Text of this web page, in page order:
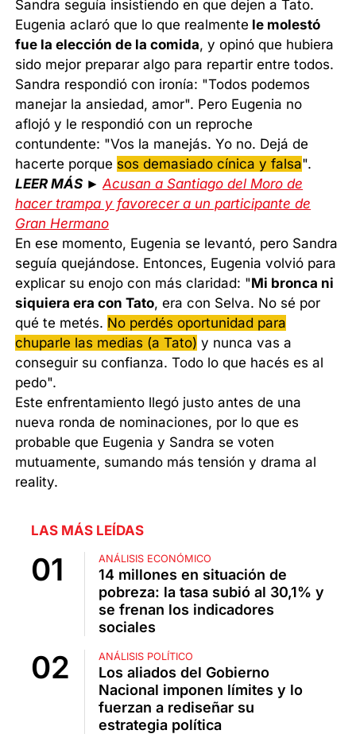
Sandra seguía insistiendo en que dejen a Tato.
Eugenia aclaró que lo que realmente le molestó
fue la elección de la comida, y opinó que hubiera
sido mejor preparar algo para repartir entre todos.
Sandra respondió con ironía: "Todos podemos
manejar la ansiedad, amor". Pero Eugenia no
aflojó y le respondió con un reproche
contundente: "Vos la manejás. Yo no. Dejá de
hacerte porque sos demasiado cínica y falsa".
LEER MÁS ►Acusan a Santiago del Moro de
hacer trampa y favorecer a un participante de
Gran Hermano
En ese momento, Eugenia se levantó, pero Sandra
seguía quejándose. Entonces, Eugenia volvió para
explicar su enojo con más claridad: "Mi bronca ni
siquiera era con Tato, era con Selva. No sé por
qué te metés. No perdés oportunidad para
chuparle las medias (a Tato) y nunca vas a
conseguir su confianza. Todo lo que hacés es al
pedo".
Este enfrentamiento llegó justo antes de una
nueva ronda de nominaciones, por lo que es
probable que Eugenia y Sandra se voten
mutuamente, sumando más tensión y drama al
reality.
LAS MÁS LEÍDAS
ANÁLISIS ECONÓMICO
14 millones en situación de
pobreza: la tasa subió al 30,1% y
se frenan los indicadores
sociales
ANÁLISIS POLÍTICO
Los aliados del Gobierno
Nacional imponen límites y lo
fuerzan a rediseñar su
estrategia política